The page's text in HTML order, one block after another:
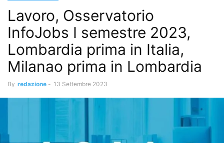
Lavoro, Osservatorio
InfoJobs I semestre 2023,
Lombardia prima in Italia,
Milanao prima in Lombardia
By redazione - 13 Settembre 2023